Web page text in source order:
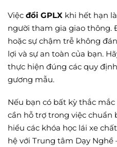
Việc đổi GPLX khi hết hạn
người tham gia giao thông.
hoặc sự chậm trễ không
lợi và sự an toàn của bạn.
thực hiện đúng các quy
gương mẫu.
Nếu bạn có bất kỳ thắc
cần hỗ trợ trong việc chuẩn
hiểu các khóa học lái xe
hệ với Trung tâm Dạy Nghề